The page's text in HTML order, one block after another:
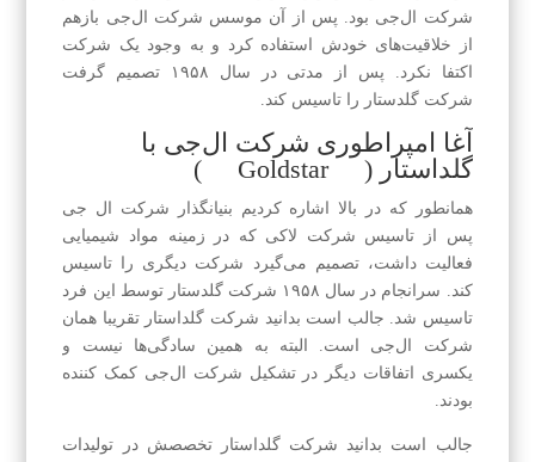
شرکت ال‌جی بود. پس از آن موسس شرکت ال‌جی بازهم
از خلاقیت‌های خودش استفاده کرد و به وجود یک شرکت
اکتفا نکرد. پس از مدتی در سال ۱۹۵۸ تصمیم گرفت
شرکت گلدستار را تاسیس کند.
آغا امپراطوری شرکت ال‌جی با
گلداستار ( Goldstar )
همانطور که در بالا اشاره کردیم بنیانگذار شرکت ال جی
پس از تاسیس شرکت لاکی که در زمینه مواد شیمیایی
فعالیت داشت، تصمیم می‌گیرد شرکت دیگری را تاسیس
کند. سرانجام در سال ۱۹۵۸ شرکت گلدستار توسط این فرد
تاسیس شد. جالب است بدانید شرکت گلداستار تقریبا همان
شرکت ال‌جی است. البته به همین سادگی‌ها نیست و
یکسری اتفاقات دیگر در تشکیل شرکت ال‌جی کمک کننده
بودند.
جالب است بدانید شرکت گلداستار تخصصش در تولیدات